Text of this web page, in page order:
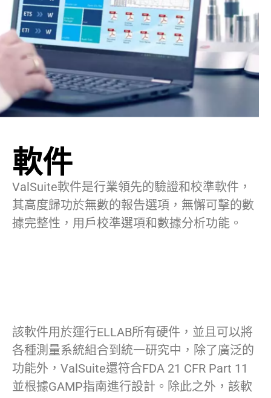
軟件
ValSuite軟件是行業領先的驗證和校準軟件，
其高度歸功於無數的報告選項，無懈可擊的數
據完整性，用戶校準選項和數據分析功能。
該軟件用於運行ELLAB所有硬件，並且可以將
各種測量系統組合到統一研究中，除了廣泛的
功能外，ValSuite還符合FDA 21 CFR Part 11
並根據GAMP指南進行設計。除此之外，該軟